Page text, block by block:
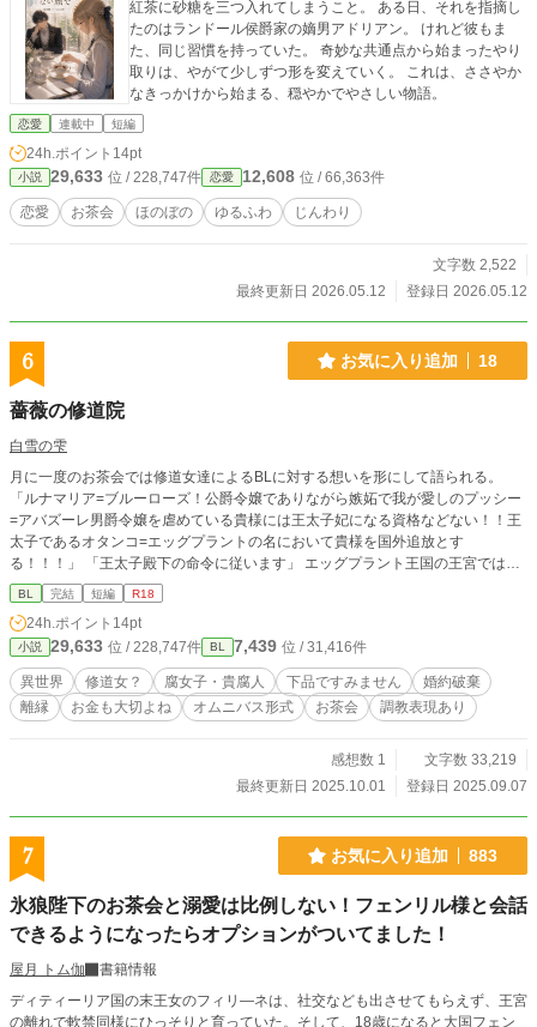
紅茶に砂糖を三つ入れてしまうこと。 ある日、それを指摘し
たのはランドール侯爵家の嫡男アドリアン。 けれど彼もま
た、同じ習慣を持っていた。 奇妙な共通点から始まったやり
取りは、やがて少しずつ形を変えていく。 これは、ささやか
なきっかけから始まる、穏やかでやさしい物語。
恋愛 連載中 短編
24h.ポイント 14pt
小説 29,633 位 / 228,747件 恋愛 12,608 位 / 66,363件
恋愛 お茶会 ほのぼの ゆるふわ じんわり
文字数 2,522
最終更新日 2026.05.12
登録日 2026.05.12
6 お気に入り追加 18
薔薇の修道院
白雪の雫
月に一度のお茶会では修道女達によるBLに対する想いを形にして語られる。
「ルナマリア=ブルーローズ！公爵令嬢でありながら嫉妬で我が愛しのプッシー
=アバズーレ男爵令嬢を虐めている貴様には王太子妃になる資格などない！！王
太子であるオタンコ=エッグプラントの名において貴様を国外追放とす
る！！！」 「王太子殿下の命令に従います」 エッグプラント王国の王宮では王
太子であるオタンコの十八歳の生誕パーティーが開かれているのだが、国王夫妻
が登場する前にルナマリアに国外追放を宣言してしまう。 オタンコの母親は側
室にもなれない妾という立場なのだが、国王であるソーローにとっては唯一愛す
る女性が産んだ男児である。 オタンコの王太子という立場を安定させる為、側
室だが由緒ある公爵令嬢を母とする自分の弟とクリスタルローズ帝国の第一皇女
を母とするルナマリアを婚約者にしたのだ。 ルナマリアは貴族令嬢らしく振舞
いながらも心の中では脳内お花畑なオタンコの子守りというか尻拭いをしなくて
境を越えて薔薇の修道院の修道女にならないと･･･」 薔薇の修道院とは理由があ
って離縁したいのに離縁できない、婚約したくない女性達の受け皿となる修道院
表向きはそうだが、その実態は腐女子の巣窟である。 表の顔は完璧な淑女だが
根っからの腐女子であるルナマリアは薔薇の修道院の修道女となり、修道女とし
て働きつつBLという煩悩に塗れた日を送るのだった───。 以前、ゲームと現実
の区別が出来ないヒドインがざまぁされるのはお約束である（仮）の続きという
か、ヒロインによって簡単に語られていた攻略対象者の一人であるアーデルヴェ
ルトの両親の過去編として書いていたのですが、書いていくうちに修道女達が発
ャンル変更して修正しています。 自分の中では修道院での生活って清貧がモッ
トーというイメージがありますが、強者な腐女子のみが集う薔薇の修道院なので
彼女達は世俗的。お金様が大事という事をちゃんと理解しています。 調教表現
BL 完結 短編 R18
24h.ポイント 14pt
小説 29,633 位 / 228,747件 BL 7,439 位 / 31,416件
異世界 修道女？ 腐女子・貴腐人 下品ですみません
婚約破棄
離縁
お金も大切よね オムニバス形式 お茶会 調教表現あり
感想数 1
文字数 33,219
最終更新日 2025.10.01
登録日 2025.09.07
7 お気に入り追加 883
氷狼陛下のお茶会と溺愛は比例しない！フェンリル様と会話
できるようになったらオプションがついてました！
屋月 トム伽
書籍情報
ディティーリア国の末王女のフィリ―ネは、社交なども出させてもらえず、王宮
の離れで軟禁同様にひっそりと育っていた。そして、18歳になると大国フェン